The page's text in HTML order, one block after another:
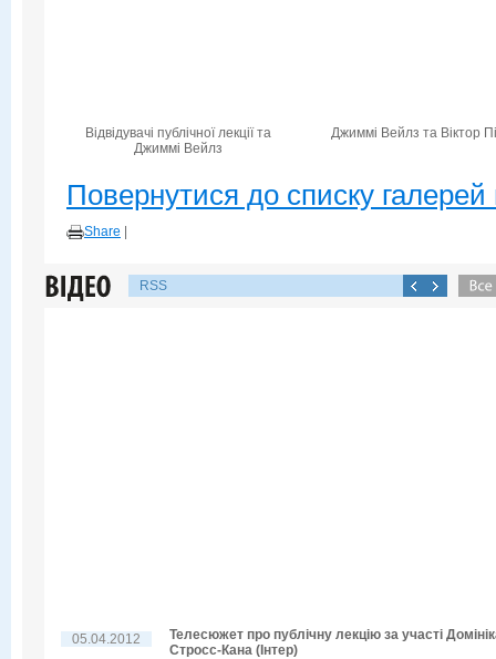
Відвідувачі публічної лекції та
Джиммі Вейлз
Джиммі Вейлз та Віктор
Повернутися до списку галерей
Share
RSS
05.04.2012
Телесюжет про публічну лекцію за участі
Стросс-Кана (Інтер)